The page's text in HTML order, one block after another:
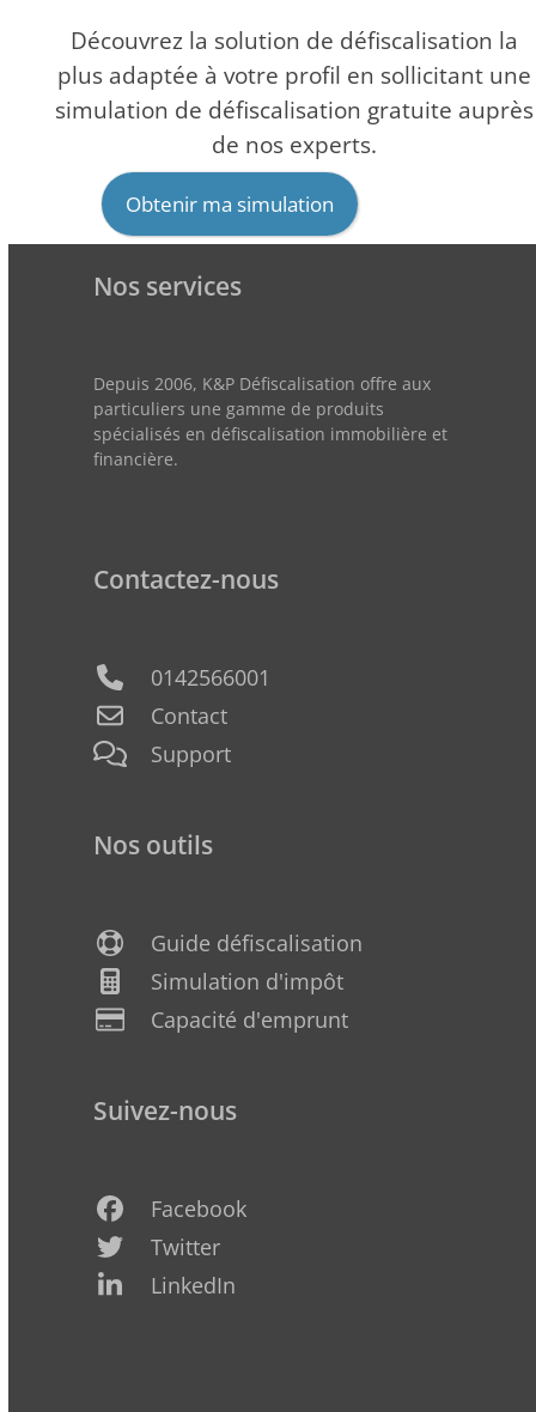
Découvrez la solution de défiscalisation la
plus adaptée à votre profil en sollicitant une
simulation de défiscalisation gratuite auprès
de nos experts.
Obtenir ma simulation
Nos services
Depuis 2006, K&P Défiscalisation offre aux
particuliers une gamme de produits
spécialisés en défiscalisation immobilière et
financière.
Contactez-nous
0142566001
Contact
Support
Nos outils
Guide défiscalisation
Simulation d'impôt
Capacité d'emprunt
Suivez-nous
Facebook
Twitter
LinkedIn